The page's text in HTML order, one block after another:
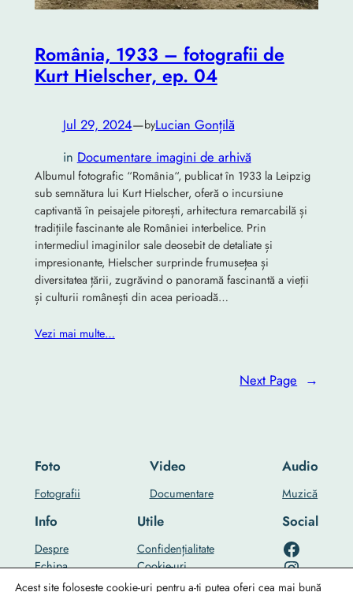
România, 1933 – fotografii de
Kurt Hielscher, ep. 04
Jul 29, 2024—byLucian Gonțilă
in Documentare imagini de arhivă
Albumul fotografic “România“, publicat în 1933 la Leipzig
sub semnătura lui Kurt Hielscher, oferă o incursiune
captivantă în peisajele pitorești, arhitectura remarcabilă și
tradițiile fascinante ale României interbelice. Prin
intermediul imaginilor sale deosebit de detaliate și
impresionante, Hielscher surprinde frumusețea și
diversitatea țării, zugrăvind o panoramă fascinantă a vieții
și culturii românești din acea perioadă…
Vezi mai multe…
Next Page →
Foto
Fotografii
Video
Documentare
Audio
Muzică
Info
Despre
Echipa
…
Utile
Confidențialitate
Cookie-uri
Contact Us
Social
RO-mondo's Facebook page
RO-mondo's Instagram profile
RO-mondo's Youtube channel
Acest site folosește cookie-uri pentru a-ți putea oferi cea mai bună